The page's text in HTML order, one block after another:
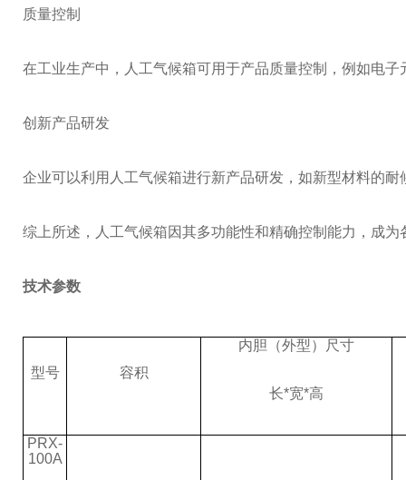
质量控制
在工业生产中，人工气候箱可用于产品质量控制，例如电
创新产品研发
企业可以利用人工气候箱进行新产品研发，如新型材料的
综上所述，人工气候箱因其多功能性和精确控制能力，成
技术参数
型号 容积
内胆（外型）尺寸
长*宽*高
PRX-
100A